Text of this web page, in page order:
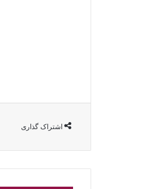
اشتراک گذاری